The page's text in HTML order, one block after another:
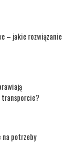
– jakie rozwiązanie
transporcie?
na potrzeby